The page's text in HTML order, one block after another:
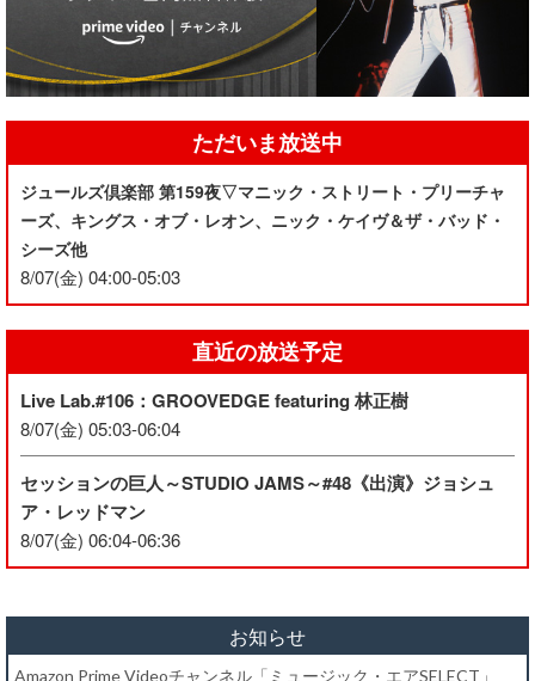
ただいま放送中
ジュールズ倶楽部 第159夜▽マニック・ストリート・プリーチャ
ーズ、キングス・オブ・レオン、ニック・ケイヴ＆ザ・バッド・
シーズ他
8/07(金) 04:00-05:03
直近の放送予定
Live Lab.#106：GROOVEDGE featuring 林正樹
8/07(金) 05:03-06:04
セッションの巨人～STUDIO JAMS～#48《出演》ジョシュ
ア・レッドマン
8/07(金) 06:04-06:36
お知らせ
Amazon Prime Videoチャンネル「ミュージック・エアSELECT」